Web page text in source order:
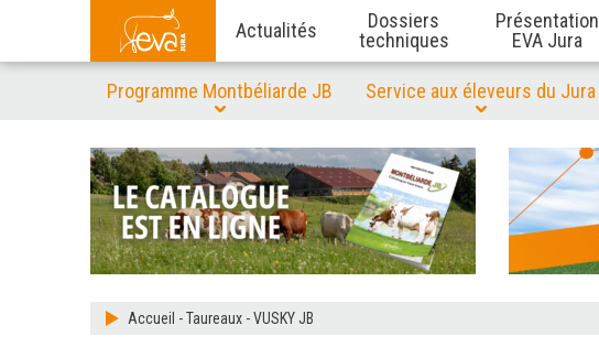
Actualités
Dossiers
techniques
Présentation
EVA Jura
Programme Montbéliarde JB Service aux éleveurs du Jura
Accueil -Taureaux -VUSKY JB